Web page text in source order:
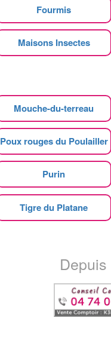
Fourmis
Maisons Insectes
Mouche-du-terreau
Poux rouges du Poulailler
Purin
Tigre du Platane